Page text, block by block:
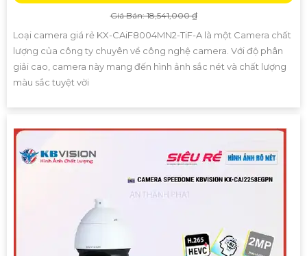
Giá Bán: 18,541,000 ₫
Loại camera giá rẻ KX-CAiF8004MN2-TiF-A là một Camera chất
lượng của công ty chuyên về công nghệ camera. Với độ phân
giải cao, camera này mang đến hình ảnh sắc nét và chất lượng
màu sắc tuyệt vời